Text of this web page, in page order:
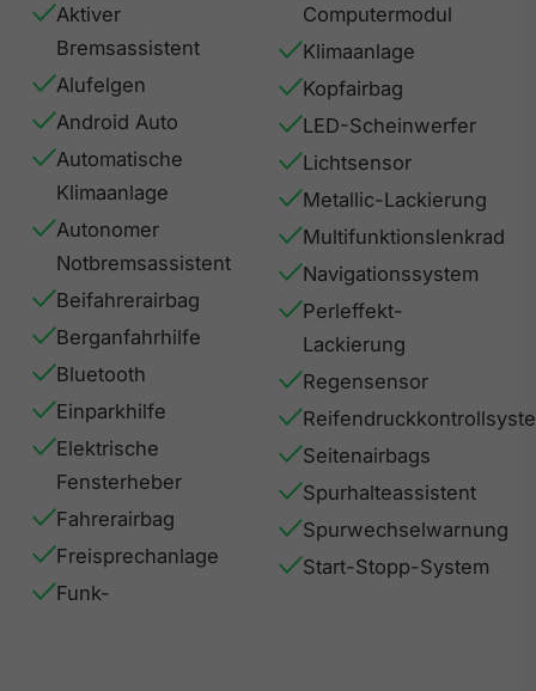
Aktiver
Bremsassistent
Alufelgen
Android Auto
Automatische
Klimaanlage
Autonomer
Notbremsassistent
Beifahrerairbag
Berganfahrhilfe
Bluetooth
Einparkhilfe
Elektrische
Fensterheber
Fahrerairbag
Freisprechanlage
Funk-
Computermodul
Klimaanlage
Kopfairbag
LED-Scheinwerfer
Lichtsensor
Metallic-Lackierung
Multifunktionslenkrad
Navigationssystem
Perleffekt-
Lackierung
Regensensor
Seitenairbags
Spurhalteassistent
Spurwechselwarnung
Start-Stopp-System